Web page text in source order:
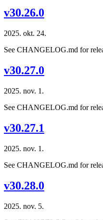
v30.26.0
2025. okt. 24.
See CHANGELOG.md for
v30.27.0
2025. nov. 1.
See CHANGELOG.md for
v30.27.1
2025. nov. 1.
See CHANGELOG.md for
v30.28.0
2025. nov. 5.